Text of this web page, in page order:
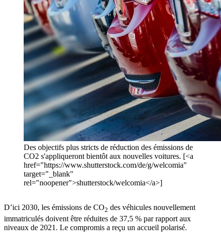
Des objectifs plus stricts de réduction des émissions de
CO2 s'appliqueront bientôt aux nouvelles voitures. [<a
href="https://www.shutterstock.com/de/g/welcomia"
target="_blank"
rel="noopener">shutterstock/welcomia</a>]
D’ici 2030, les émissions de CO2 des véhicules nouvellement
immatriculés doivent être réduites de 37,5 % par rapport aux
niveaux de 2021. Le compromis a reçu un accueil polarisé.